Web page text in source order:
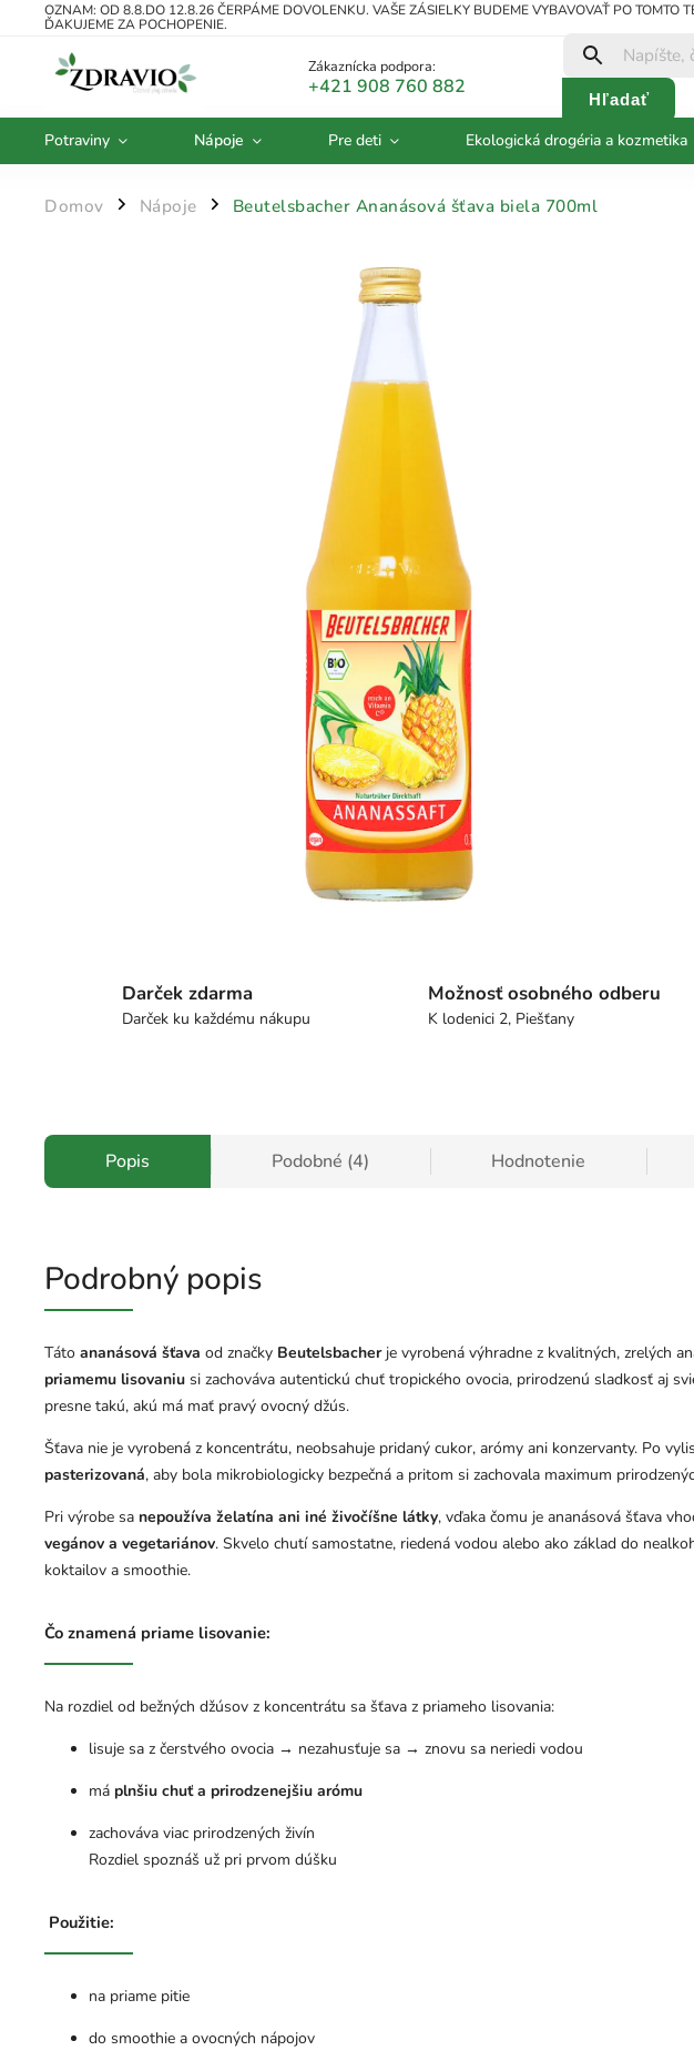
OZNAM: OD 8.8.DO 12.8.26 ČERPÁME DOVOLENKU. VAŠE ZÁSIELKY BUDEME VYBAVOVAŤ PO TOMTO
ĎAKUJEME ZA POCHOPENIE.
Zákaznícka podpora:
+421 908 760 882
Hľadať
Potraviny Nápoje Pre deti Ekologická drogéria a kozmetika
Domov / Nápoje / Beutelsbacher Ananásová šťava biela 700ml
Darček zdarma
Darček ku každému nákupu
Možnosť osobného odberu
K lodenici 2, Piešťany
Popis Podobné (4) Hodnotenie
Podrobný popis
Táto ananásová šťava od značky Beutelsbacherje vyrobená výhradne z kvalitných, zrelých
priamemu lisovaniu si zachováva autentickú chuť tropického ovocia, prirodzenú sladkosť aj
presne takú, akú má mať pravý ovocný džús.
Šťava nie je vyrobená z koncentrátu, neobsahuje pridaný cukor, arómy ani konzervanty. Po
pasterizovaná, aby bola mikrobiologicky bezpečná a pritom si zachovala maximum
Pri výrobe sa nepoužíva želatína ani iné živočíšne látky, vďaka čomu je ananásová šťava
vegánov a vegetariánov. Skvelo chutí samostatne, riedená vodou alebo ako základ do
koktailov a smoothie.
Čo znamená priame lisovanie:
Na rozdiel od bežných džúsov z koncentrátu sa šťava z priameho lisovania:
lisuje sa z čerstvého ovocia → nezahusťuje sa → znovu sa neriedi vodou
má plnšiu chuť a prirodzenejšiu arómu
zachováva viac prirodzených živín
Rozdiel spoznáš už pri prvom dúšku
Použitie:
na priame pitie
do smoothie a ovocných nápojov